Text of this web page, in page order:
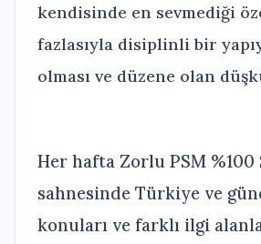
kendisinde en sevmediği
fazlasıyla disiplinli bir
olması ve düzene olan
Her hafta Zorlu PSM
sahnesinde Türkiye ve
konuları ve farklı ilgi